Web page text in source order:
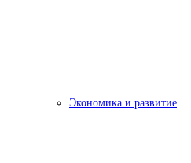
Экономика и развитие